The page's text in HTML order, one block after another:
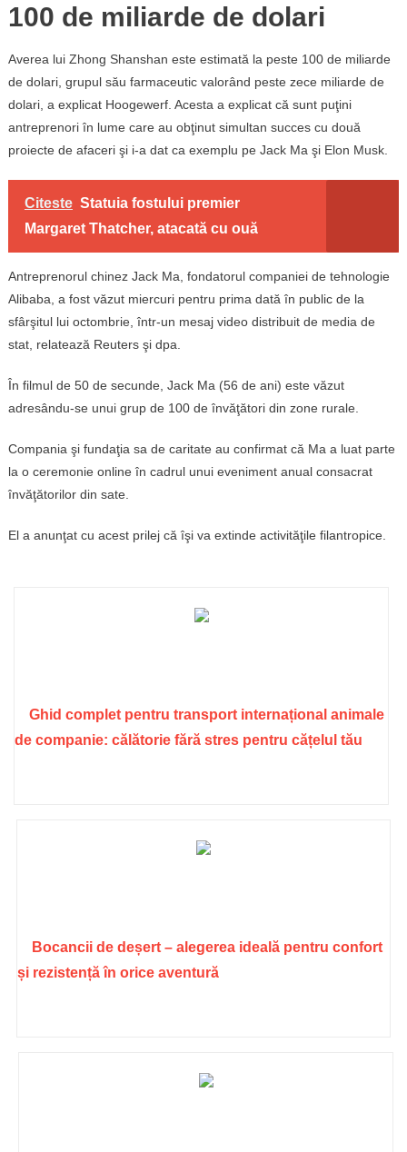
100 de miliarde de dolari
Averea lui Zhong Shanshan este estimată la peste 100 de miliarde
de dolari, grupul său farmaceutic valorând peste zece miliarde de
dolari, a explicat Hoogewerf. Acesta a explicat că sunt puţini
antreprenori în lume care au obţinut simultan succes cu două
proiecte de afaceri şi i-a dat ca exemplu pe Jack Ma şi Elon Musk.
Citeste Statuia fostului premier
Margaret Thatcher, atacată cu ouă
Antreprenorul chinez Jack Ma, fondatorul companiei de tehnologie
Alibaba, a fost văzut miercuri pentru prima dată în public de la
sfârşitul lui octombrie, într-un mesaj video distribuit de media de
stat, relatează Reuters şi dpa.
În filmul de 50 de secunde, Jack Ma (56 de ani) este văzut
adresându-se unui grup de 100 de învăţători din zone rurale.
Compania şi fundaţia sa de caritate au confirmat că Ma a luat parte
la o ceremonie online în cadrul unui eveniment anual consacrat
învăţătorilor din sate.
El a anunţat cu acest prilej că îşi va extinde activităţile filantropice.
Ghid complet pentru transport internațional animale
de companie: călătorie fără stres pentru cățelul tău
Bocancii de deșert – alegerea ideală pentru confort
și rezistență în orice aventură